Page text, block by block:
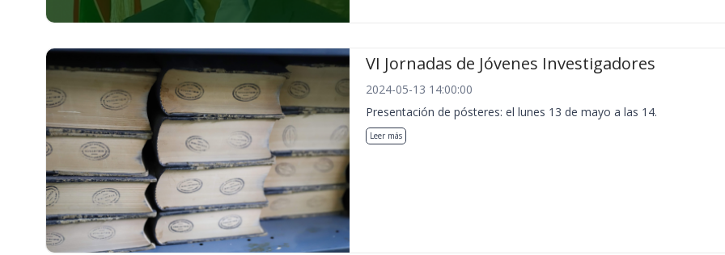
VI Jornadas de Jóvenes Investigadores
2024-05-13 14:00:00
Presentación de pósteres: el lunes 13 de mayo a las 14.
Leer más